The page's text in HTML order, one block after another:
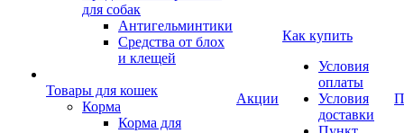
для собак
Антигельминтики
Средства от блох
и клещей
Товары для кошек
Корма
Корма для
Акции
Как купить
Условия
оплаты
Условия
доставки